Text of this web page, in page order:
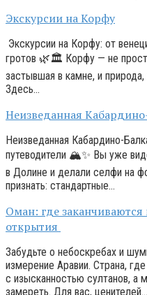
Экскурсии на Корфу
Экскурсии на Корфу: от
гротов 🌿🏛️ Корфу — не
застывшая в камне, и
Здесь…
Неизведанная
Неизведанная Кабардино-
путеводители 🏔️✨ Вы уже
в Долине и делали селфи на
признать: стандартные…
Оман: где
открытия
Забудьте о небоскребах и
измерение Аравии. Страна,
с изысканностью султанов, а
замереть. Для вас, ценителей…